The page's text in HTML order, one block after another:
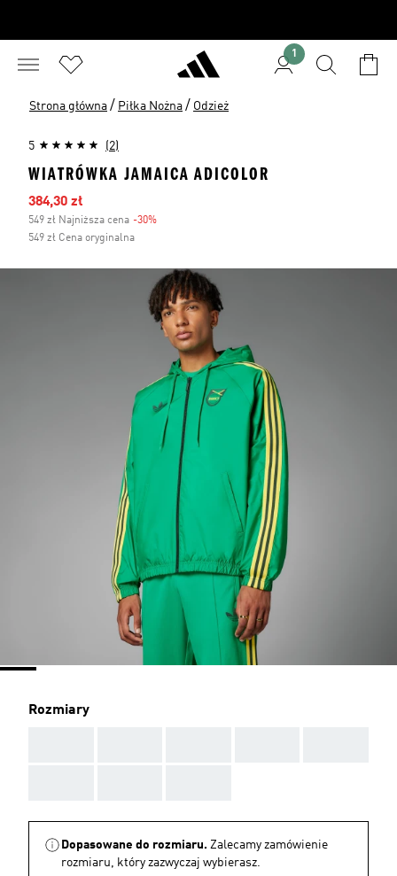
1
Strona główna / Piłka Nożna / Odzież
5 (2)
WIATRÓWKA JAMAICA ADICOLOR
Ceny na wyprzedaży
384,30 zł
549 zł Najniższa cena -30%
549 zł Cena oryginalna
Rozmiary
Dopasowane do rozmiaru. Zalecamy zamówienie
rozmiaru, który zazwyczaj wybierasz.